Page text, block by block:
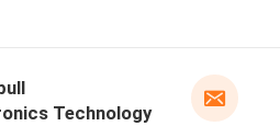
Technology